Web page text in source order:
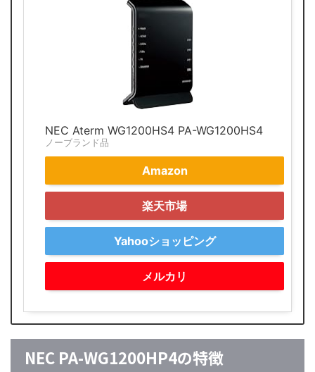
NEC Aterm WG1200HS4 PA-WG1200HS4
ノーブランド品
Amazon
楽天市場
Yahooショッピング
メルカリ
NEC PA-WG1200HP4の特徴